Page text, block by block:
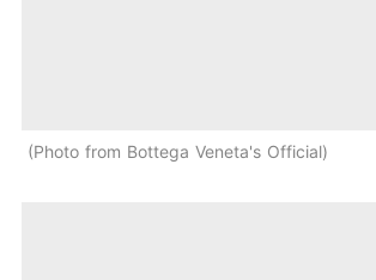
Photo from Bottega Veneta's Official